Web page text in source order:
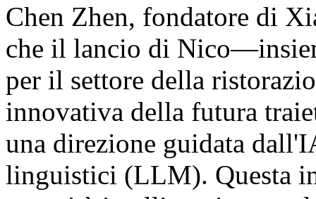
Chen Zhen, fondatore di
che il lancio di
per il settore della
innovativa della futura
una direzione guidata
linguistici (LLM). Questa